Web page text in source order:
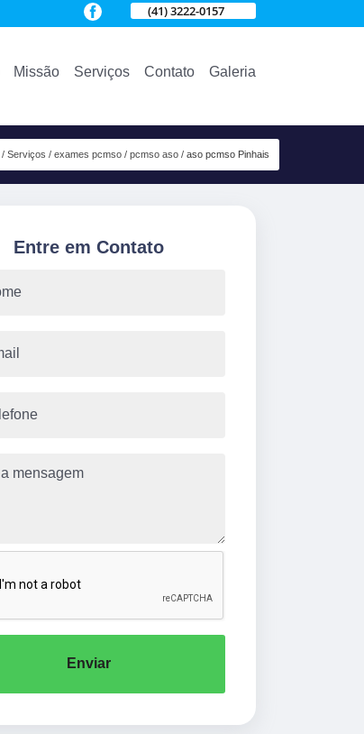
(41) 3222-0157
Missão Serviços Contato Galeria
Serviços exames pcmso pcmso aso aso pcmso Pinhais
Entre em Contato
Enviar